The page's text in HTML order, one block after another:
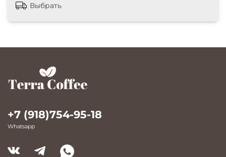
Выбрать
+7 (918)754-95-18
Whatsapp